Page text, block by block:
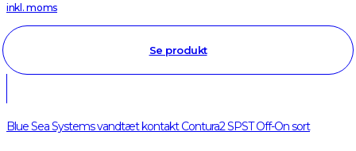
inkl. moms
Se produkt
Blue Sea Systems vandtæt kontakt Contura2 SPST Off-On sort